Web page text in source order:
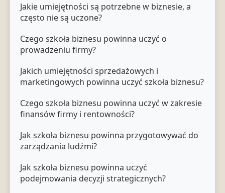
Jakie umiejętności są potrzebne w biznesie, a
często nie są uczone?
Czego szkoła biznesu powinna uczyć o
prowadzeniu firmy?
Jakich umiejętności sprzedażowych i
marketingowych powinna uczyć szkoła biznesu?
Czego szkoła biznesu powinna uczyć w zakresie
finansów firmy i rentowności?
Jak szkoła biznesu powinna przygotowywać do
zarządzania ludźmi?
Jak szkoła biznesu powinna uczyć
podejmowania decyzji strategicznych?